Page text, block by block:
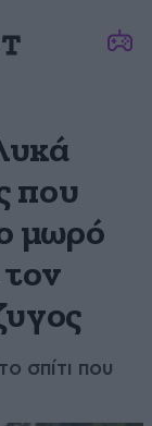
που
μωρό
τον
σπίτι που